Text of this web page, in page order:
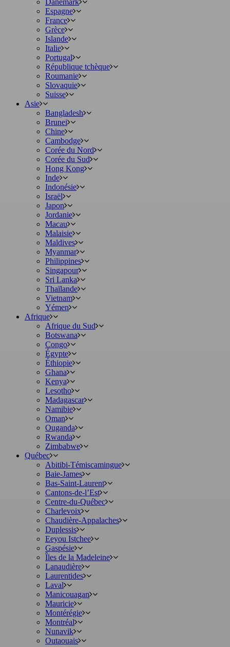
Danemark
Espagne
France
Grèce
Islande
Italie
Portugal
République tchèque
Roumanie
Slovaquie
Suisse
Asie
Bangladesh
Brunei
Chine
Cambodge
Corée du Nord
Corée du Sud
Hong Kong
Inde
Indonésie
Israël
Japon
Jordanie
Macau
Malaisie
Maldives
Myanmar
Philippines
Singapour
Sri Lanka
Thaïlande
Vietnam
Yémen
Afrique
Afrique du Sud
Botswana
Congo
Égypte
Éthiopie
Ghana
Kenya
Lesotho
Madagascar
Namibie
Oman
Ouganda
Rwanda
Zimbabwe
Québec
Abitibi-Témiscamingue
Baie-James
Bas-Saint-Laurent
Cantons-de-l’Est
Centre-du-Québec
Charlevoix
Chaudière-Appalaches
Duplessis
Eeyou Istchee
Gaspésie
Îles de la Madeleine
Lanaudière
Laurentides
Laval
Manicouagan
Mauricie
Montérégie
Montréal
Nunavik
Outaouais